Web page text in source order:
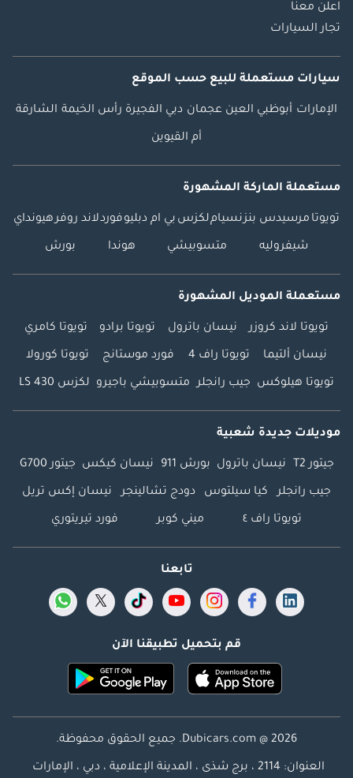
اعلن معنا
تجار السيارات
سيارات مستعملة للبيع حسب الموقع
الإمارات أبوظبي العين عجمان دبي الفجيرة رأس الخيمة الشارقة
أم القيوين
مستعملة الماركة المشهورة
تويوتا مرسيدس بنزنسياملكزس بي ام دبليوفوردلاند روفرهيونداي
شيفروليه متسوبيشي هوندا بورش
مستعملة الموديل المشهورة
تويوتا لاند كروزر نيسان باترول تويوتا برادو تويوتا كامري
نيسان ألتيما تويوتا راف 4 فورد موستانج تويوتا كورولا
تويوتا هيلوكس جيب رانجلر متسوبيشي باجيرو لكزس LS 430
موديلات جديدة شعبية
جيتور T2 نيسان باترول بورش 911 نيسان كيكس جيتور G700
جيب رانجلر كيا سيلتوس دودج تشالينجر نيسان إكس تريل
تويوتا راف ٤ ميني كوبر فورد تيريتوري
تابعنا
قم بتحميل تطبيقنا الآن
Dubicars.com @ 2026. جميع الحقوق محفوظة.
العنوان: 2114 ، برج شذى ، المدينة الإعلامية ، دبي ، الإمارات